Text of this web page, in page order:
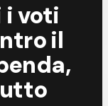
i voti
il